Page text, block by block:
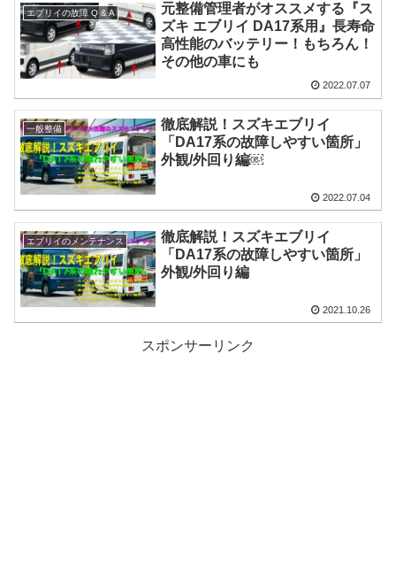
エブリイの故障 Q & A
元整備管理者がオススメする『ス
ズキ エブリイ DA17系用』長寿命
高性能のバッテリー！もちろん！
その他の車にも
2022.07.07
一般整備
徹底解説！スズキエブリイ
「DA17系の故障しやすい箇所」
外観/外回り編￼
2022.07.04
エブリイのメンテナンス
徹底解説！スズキエブリイ
「DA17系の故障しやすい箇所」
外観/外回り編
2021.10.26
スポンサーリンク